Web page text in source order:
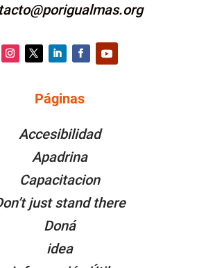
Facebook
Páginas
Accesibilidad
Apadrina
Capacitacion
just stand there
Doná
idea